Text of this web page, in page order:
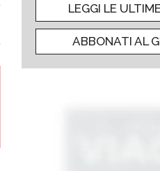
LEGGI LE
ABBONATI AL